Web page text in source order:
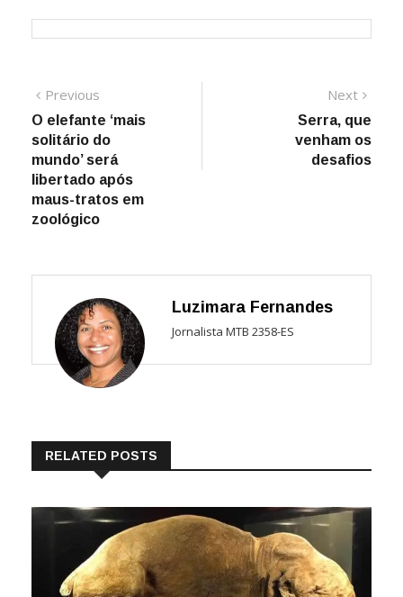
Navegação
de
Post
Previous
post:
O elefante ‘mais
solitário do
mundo’ será
libertado após
maus-tratos em
zoológico
Next
Serra, que
venham os
desafios
Luzimara Fernandes
Jornalista MTB 2358-ES
RELATED POSTS